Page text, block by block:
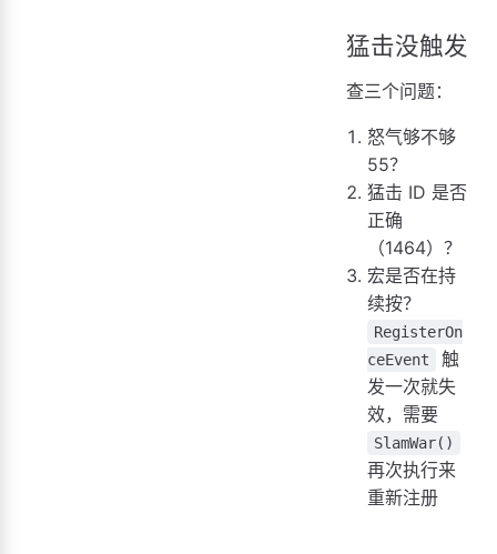
猛击没触发
查三个问题：
怒气够不够
55？
猛击 ID 是否
正确
（1464）？
宏是否在持
续按？
RegisterOn
ceEvent
触
发一次就失
效，需要
SlamWar()
再次执行来
重新注册